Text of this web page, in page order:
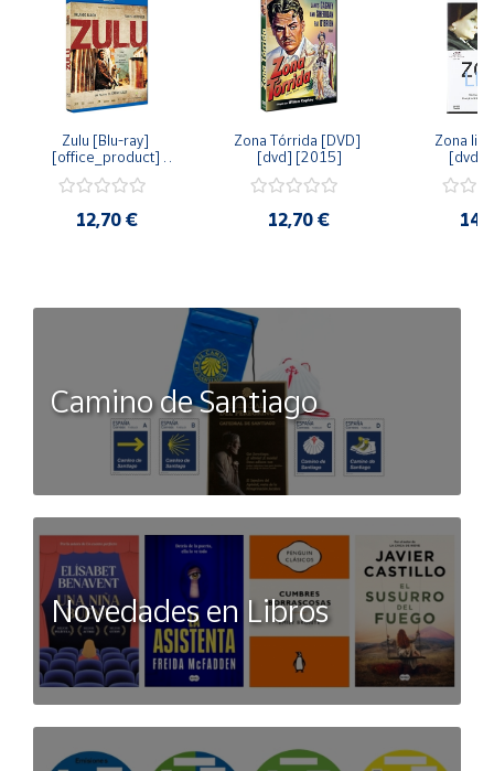
Zulu [Blu-ray]
[office_product]
12,70 €
Zona Tórrida [DVD]
[dvd] [2015]
12,70 €
Zona
[dvd]
Camino de Santiago
Novedades en Libros